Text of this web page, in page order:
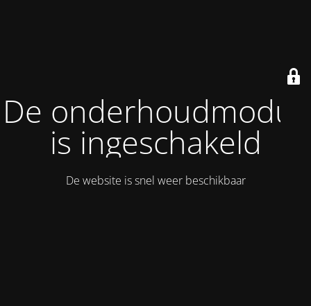
De onderhoudmodus
is ingeschakeld
De website is snel weer beschikbaar